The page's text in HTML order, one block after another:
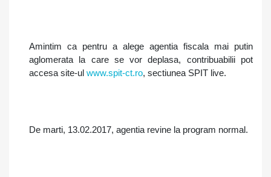
Amintim ca pentru a alege agentia fiscala mai putin
aglomerata la care se vor deplasa, contribuabilii pot
accesa site-ul www.spit-ct.ro, sectiunea SPIT live.
De marti, 13.02.2017, agentia revine la program normal.